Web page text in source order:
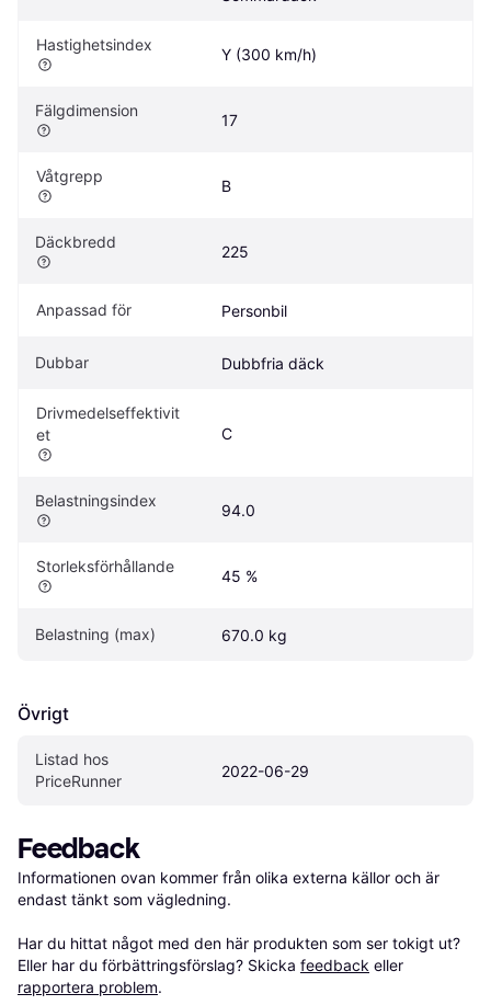
Hastighetsindex
Y (300 km/h)
Fälgdimension
17
Våtgrepp
B
Däckbredd
225
Anpassad för Personbil
Dubbar Dubbfria däck
Drivmedelseffektivit
et
C
Belastningsindex
94.0
Storleksförhållande
45 %
Belastning (max) 670.0 kg
Övrigt
Listad hos
PriceRunner
2022-06-29
Feedback
Informationen ovan kommer från olika externa källor och är
endast tänkt som vägledning.
Har du hittat något med den här produkten som ser tokigt ut?
Eller har du förbättringsförslag? Skicka feedback eller
rapportera problem.